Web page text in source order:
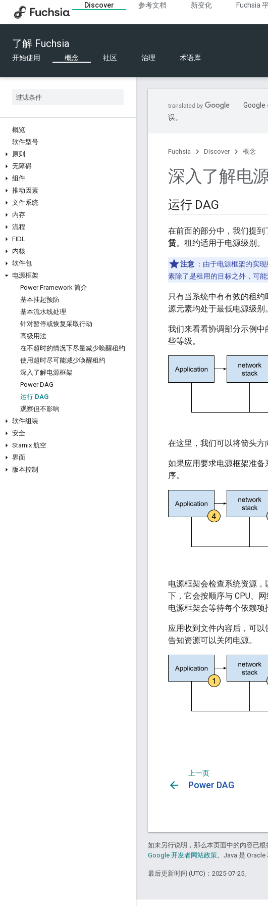
Discover 参考文档 新变化
Fuchsia
了解 Fuchsia
开始使用 概念 社区 治理 术语库
概览
软件型号
原则
无障碍
组件
推动因素
文件系统
内存
流程
FIDL
内核
软件包
电源框架
Power Framework 简介
基本挂起预防
基本流水线处理
针对暂停或恢复采取行动
高级用法
在不超时的情况下尽量减少唤醒租约
使用超时尽可能减少唤醒租约
深入了解电源框架
Power DAG
运行 DAG
观察但不影响
软件组装
安全
Starnix 航空
界面
版本控制
Google
误。
Fuchsia Discover 概念
深入了解电
运行 DAG
在前面的部分中，我们提到
赁。租约适用于电源级别。
注意 ：由于电源框架的实
素除了是租用的目标之外，可能
只有当系统中有有效的租
源元素均处于最低电源级别。
我们来看看协调部分示例中
些等级。
在这里，我们可以将箭头方
如果应用要求电源框架准
序。
电源框架会检查系统资源
下，它会按顺序与 CPU、
电源框架会等待每个依赖项
应用收到文件内容后，可以
告知资源可以关闭电源。
上一页
arrow_back Power DAG
如未另行说明，那么本页面中的内容已根
Google 开发者网站政策。Java 是 Oracle
最后更新时间 (UTC)：2025-07-25。